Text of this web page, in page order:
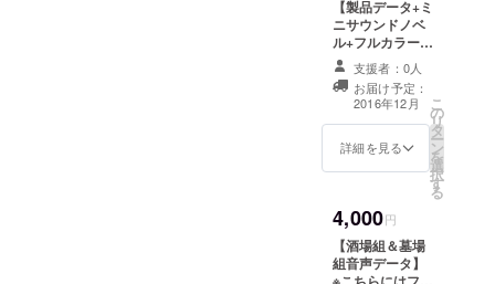
集です。１００
枚を超える美麗
なスチルと、立
ち絵が全て見ら
れます。
のより提供され
るとの情報が入
りました。 いろ
んな質問にも答
えちゃうようで
すので、質問、
メッセージお待
ちしておりま
す。
【製品データ+ミ
ニサウンドノベ
ル+フルカラーＣ
Ｇ集】 ・ミニ
サウンドノベル
「マリアの一
日」ではなく、
現在出ている短
編作品をフルボ
ソードがボイス
付きで読んでい
ただけます。ス
チルは描き下ろ
支援者：0人
お届け予定：
2016年12月
詳細を見る
こ
の
リ
タ
ー
ン
を
選
択
す
る
4,000円
【酒場組＆墓場
組音声データ】